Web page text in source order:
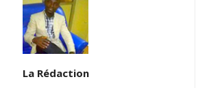
La Rédaction